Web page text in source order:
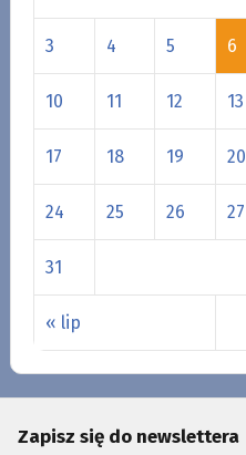
« lip
3 4 5 6
10 11 12 13
17 18 19 20
24 25 26 27
31
Zapisz się do newslettera